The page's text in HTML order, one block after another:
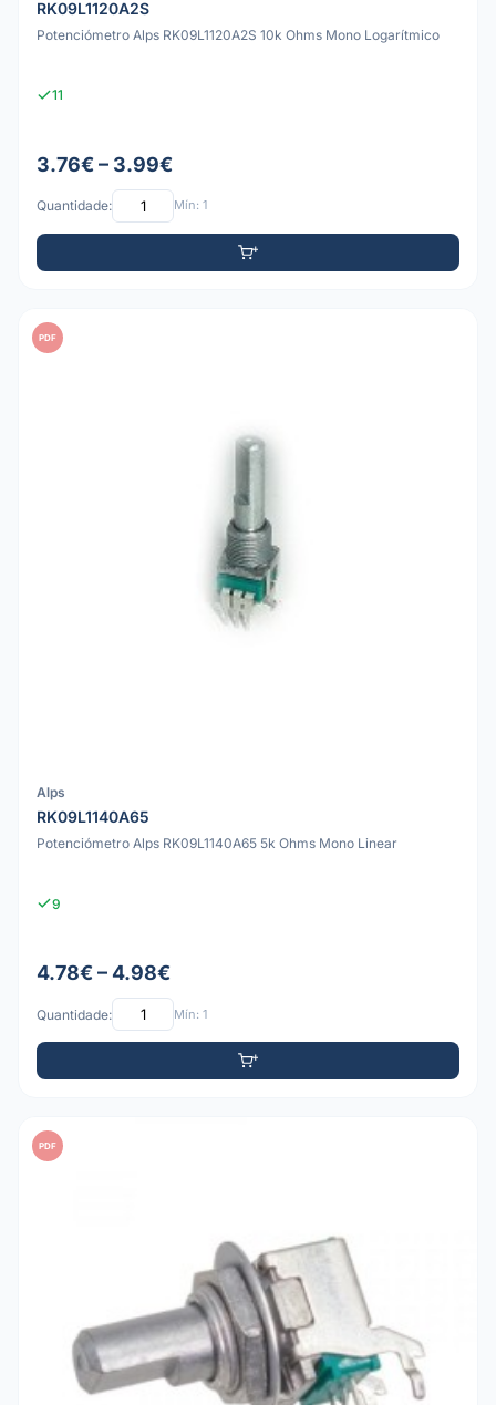
RK09L1120A2S
Potenciómetro Alps RK09L1120A2S 10k Ohms Mono Logarítmico
11
3.76€ – 3.99€
Quantidade: Mín: 1
PDF
Alps
RK09L1140A65
Potenciómetro Alps RK09L1140A65 5k Ohms Mono Linear
9
4.78€ – 4.98€
Quantidade: Mín: 1
PDF